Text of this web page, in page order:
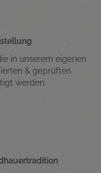
in unserem eigenen
& geprüften
werden.